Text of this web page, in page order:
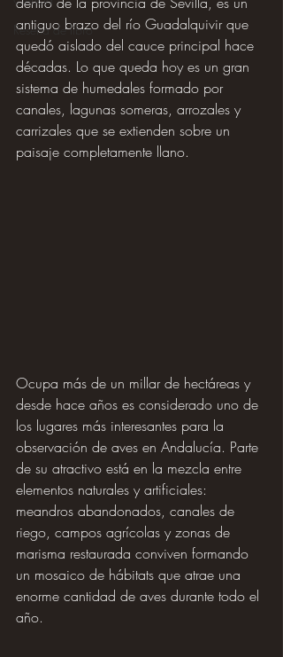
Reseña de libro
antiguo brazo del río Guadalquivir que
quedó aislado del cauce principal hace
décadas. Lo que queda hoy es un gran
sistema de humedales formado por
canales, lagunas someras, arrozales y
carrizales que se extienden sobre un
paisaje completamente llano.
Ocupa más de un millar de hectáreas y
desde hace años es considerado uno de
los lugares más interesantes para la
observación de aves en Andalucía. Parte
de su atractivo está en la mezcla entre
elementos naturales y artificiales:
meandros abandonados, canales de
riego, campos agrícolas y zonas de
marisma restaurada conviven formando
un mosaico de hábitats que atrae una
enorme cantidad de aves durante todo el
año.